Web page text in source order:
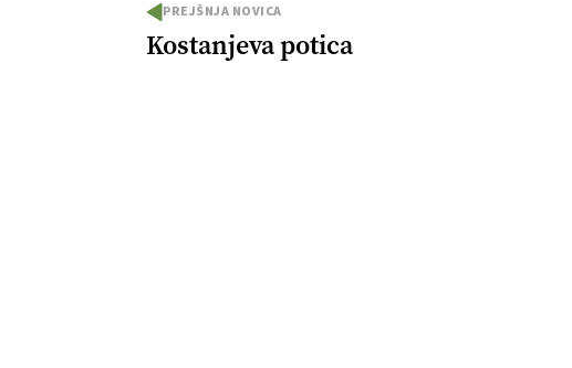
PREJŠNJA NOVICA
Kostanjeva potica